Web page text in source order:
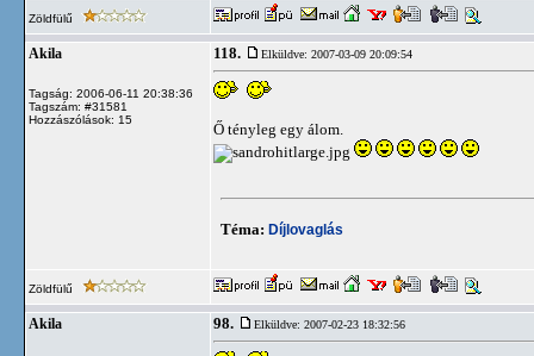
Zöldfülű
Akila
Tagság: 2006-06-11 20:38:36
Tagszám: #31581
Hozzászólások: 15
118. Elküldve: 2007-03-09 20:09:54
Ő tényleg egy álom.
Téma: Díjlovaglás
Zöldfülű
Akila 98. Elküldve: 2007-02-23 18:32:56